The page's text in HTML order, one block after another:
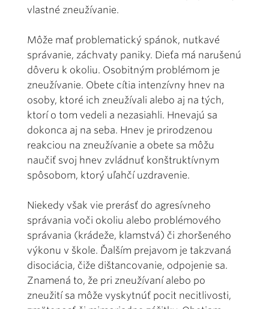
vlastné zneužívanie.
Môže mať problematický spánok, nutkavé
správanie, záchvaty paniky. Dieťa má narušenú
dôveru k okoliu. Osobitným problémom je
zneužívanie. Obete cítia intenzívny hnev na
osoby, ktoré ich zneužívali alebo aj na tých,
ktorí o tom vedeli a nezasiahli. Hnevajú sa
dokonca aj na seba. Hnev je prirodzenou
reakciou na zneužívanie a obete sa môžu
naučiť svoj hnev zvládnuť konštruktívnym
spôsobom, ktorý uľahčí uzdravenie.
Niekedy však vie prerásť do agresívneho
správania voči okoliu alebo problémového
správania (krádeže, klamstvá) či zhoršeného
výkonu v škole. Ďalším prejavom je takzvaná
disociácia, čiže dištancovanie, odpojenie sa.
Znamená to, že pri zneužívaní alebo po
zneužití sa môže vyskytnúť pocit necitlivosti,